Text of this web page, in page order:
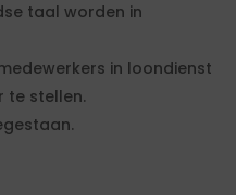
taal worden in
in loondienst
te stellen.